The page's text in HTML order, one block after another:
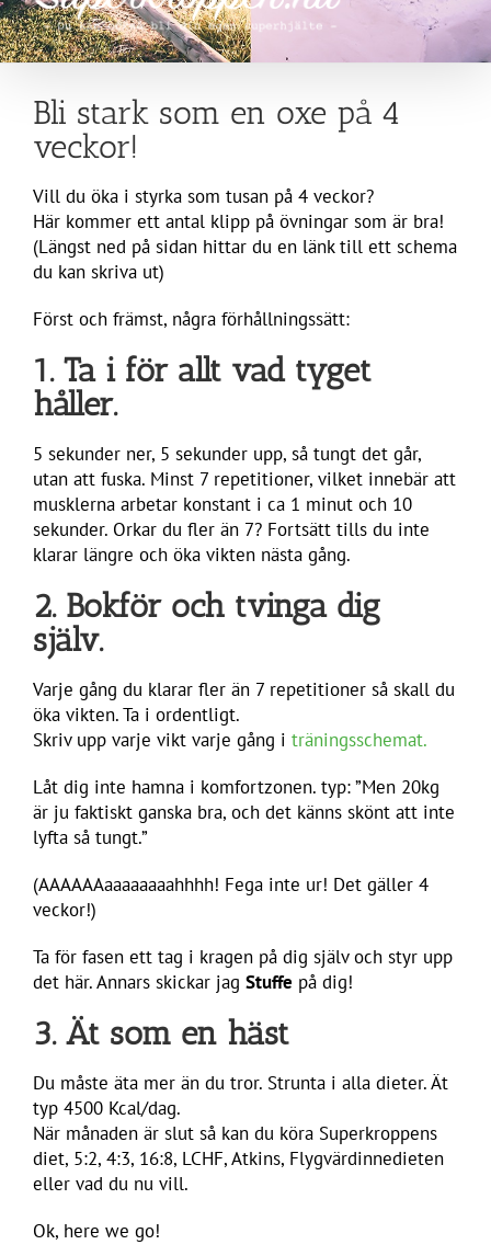
Bli stark som en oxe på 4
veckor!
Vill du öka i styrka som tusan på 4 veckor?
Här kommer ett antal klipp på övningar som är bra!
(Längst ned på sidan hittar du en länk till ett schema
du kan skriva ut)
Först och främst, några förhållningssätt:
1. Ta i för allt vad tyget
håller.
5 sekunder ner, 5 sekunder upp, så tungt det går,
utan att fuska. Minst 7 repetitioner, vilket innebär att
musklerna arbetar konstant i ca 1 minut och 10
sekunder. Orkar du fler än 7? Fortsätt tills du inte
klarar längre och öka vikten nästa gång.
2. Bokför och tvinga dig
själv.
Varje gång du klarar fler än 7 repetitioner så skall du
öka vikten. Ta i ordentligt.
Skriv upp varje vikt varje gång i träningsschemat.
Låt dig inte hamna i komfortzonen. typ: ”Men 20kg
är ju faktiskt ganska bra, och det känns skönt att inte
lyfta så tungt.”
(AAAAAAaaaaaaaahhhh! Fega inte ur! Det gäller 4
veckor!)
Ta för fasen ett tag i kragen på dig själv och styr upp
det här. Annars skickar jag Stuffe på dig!
3. Ät som en häst
Du måste äta mer än du tror. Strunta i alla dieter. Ät
typ 4500 Kcal/dag.
När månaden är slut så kan du köra Superkroppens
diet, 5:2, 4:3, 16:8, LCHF, Atkins, Flygvärdinnedieten
eller vad du nu vill.
Ok, here we go!